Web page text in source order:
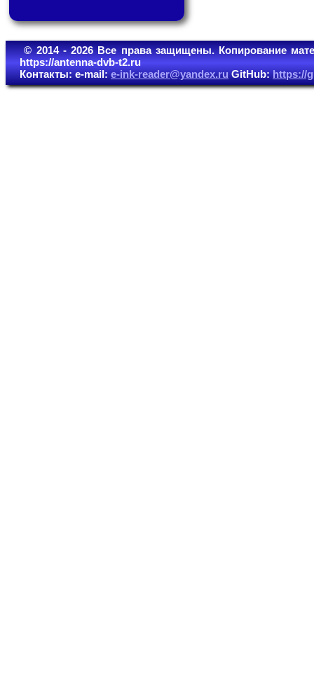
© 2014 - 2026 Все права защищены. Копирование
https://antenna-dvb-t2.ru
Контакты: e-mail:e-ink-reader@yandex.ruGitHub:https://